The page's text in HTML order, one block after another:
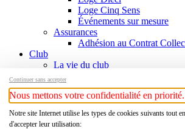
Loge Cinq Sens
Événements sur mesure
Assurances
Adhésion au Contrat
Club
La vie du club
Responsables
Contact
Histoire
Chronologie
Continuer sans accepter
Nous mettons votre confidentialité en priorité.
Notre site Internet utilise les types de cookies suivants tout
d'accepter leur utilisation: